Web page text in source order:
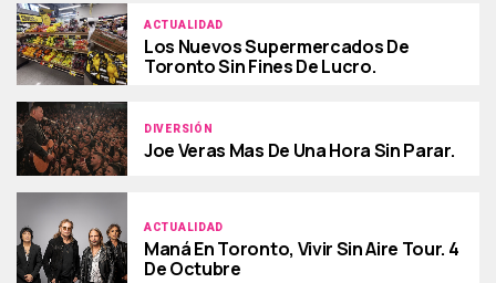
ACTUALIDAD
Los Nuevos Supermercados De
Toronto Sin Fines De Lucro.
DIVERSIÓN
Joe Veras Mas De Una Hora Sin Parar.
ACTUALIDAD
Maná En Toronto, Vivir Sin Aire Tour. 4
De Octubre